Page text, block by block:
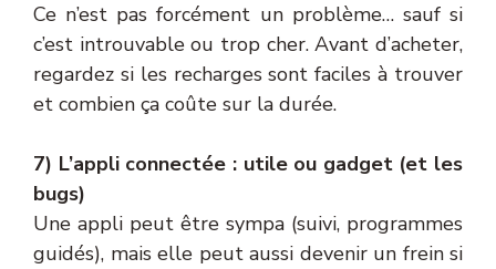
Ce n’est pas forcément un problème… sauf si
c’est introuvable ou trop cher. Avant d’acheter,
regardez si les recharges sont faciles à trouver
et combien ça coûte sur la durée.
7) L’appli connectée : utile ou gadget (et les
bugs)
Une appli peut être sympa (suivi, programmes
guidés), mais elle peut aussi devenir un frein si